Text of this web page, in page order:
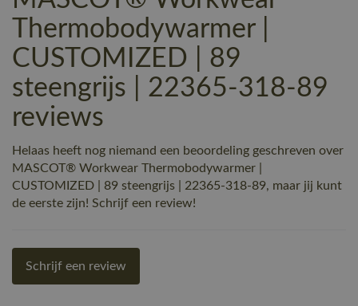
Thermobodywarmer |
CUSTOMIZED | 89
steengrijs | 22365-318-89
reviews
Helaas heeft nog niemand een beoordeling geschreven over
MASCOT® Workwear Thermobodywarmer |
CUSTOMIZED | 89 steengrijs | 22365-318-89, maar jij kunt
de eerste zijn! Schrijf een review!
Schrijf een review